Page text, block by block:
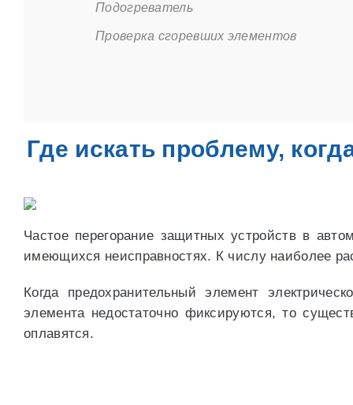
Подогреватель
Проверка сгоревших элементов
Где искать проблему,
Частое перегорание защитных устройств в
имеющихся неисправностях. К числу наиболее
Когда предохранительный элемент
элемента недостаточно фиксируются, то
оплавятся.